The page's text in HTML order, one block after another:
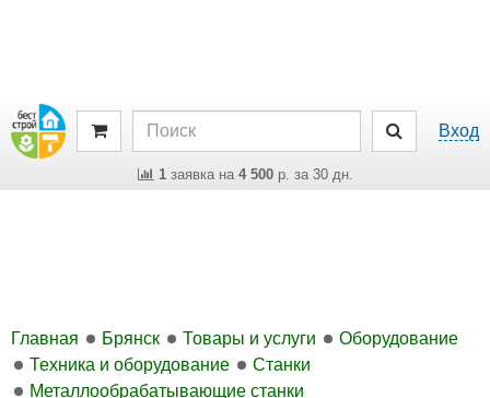
Вход
1заявка на 4 500р. за 30 дн.
Главная Брянск Товары и услуги
Оборудование
Техника и оборудование
Станки
Металлообрабатывающие станки